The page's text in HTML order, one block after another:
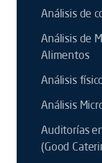
Análisis de
Análisis de
Alimentos
Análisis
Análisis
Auditorías
(Good